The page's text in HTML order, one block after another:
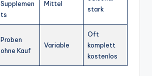
Supplemen
ts
Mittel
stark
Proben
ohne Kauf
Variable
Oft
komplett
kostenlos